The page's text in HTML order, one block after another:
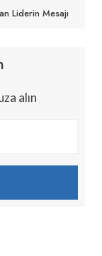
Liderin Mesajı
alın